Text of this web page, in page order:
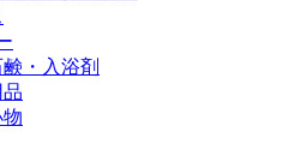
・入浴剤